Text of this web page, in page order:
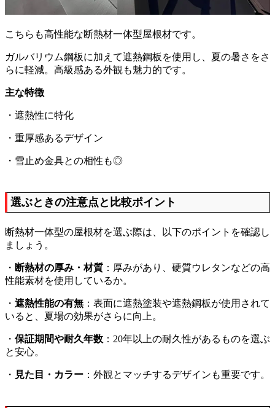
こちらも高性能な断熱材一体型屋根材です。
ガルバリウム鋼板に加えて遮熱鋼板を使用し、夏の暑さをさ
らに軽減。高級感ある外観も魅力的です。
主な特徴
・遮熱性に特化
・重厚感あるデザイン
・雪止め金具との相性も◎
選ぶときの注意点と比較ポイント
断熱材一体型の屋根材を選ぶ際は、以下のポイントを確認し
ましょう。
・ 断熱材の厚み・材質 ：厚みがあり、硬質ウレタンなどの高
性能素材を使用しているか。
・ 遮熱性能の有無 ：表面に遮熱塗装や遮熱鋼板が使用されて
いると、夏場の効果がさらに向上。
・ 保証期間や耐久年数 ：20年以上の耐久性があるものを選ぶ
と安心。
・ 見た目・カラー ：外観とマッチするデザインも重要です。